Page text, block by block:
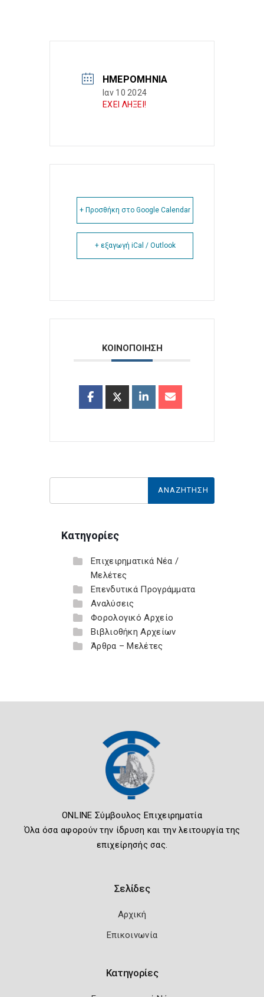
ΗΜΕΡΟΜΗΝΊΑ
Ιαν 10 2024
ΕΧΕΙ ΛΗΞΕΙ!
+ Προσθήκη στο Google Calendar
+ εξαγωγή iCal / Outlook
ΚΟΙΝΟΠΟΙΗΣΗ
Κατηγορίες
Επιχειρηματικά Νέα /
Μελέτες
Επενδυτικά Προγράμματα
Αναλύσεις
Φορολογικό Αρχείο
Βιβλιοθήκη Αρχείων
Άρθρα – Μελέτες
ONLINE Σύμβουλος Επιχειρηματία
Όλα όσα αφορούν την ίδρυση και την λειτουργία της
επιχείρησής σας.
Σελίδες
Αρχική
Επικοινωνία
Κατηγορίες